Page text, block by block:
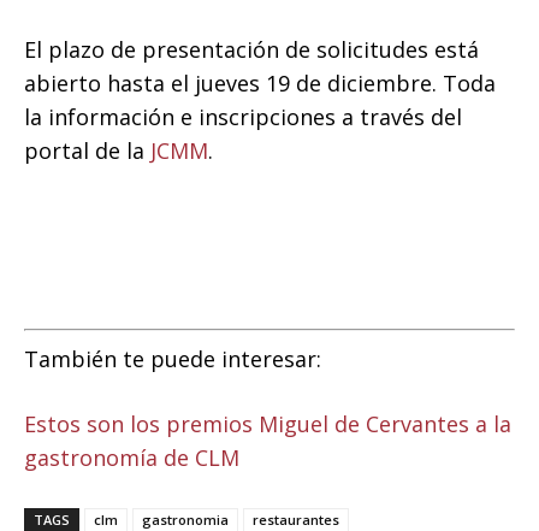
El plazo de presentación de solicitudes está
abierto hasta el jueves 19 de diciembre. Toda
la información e inscripciones a través del
portal de la JCMM.
También te puede interesar:
Estos son los premios Miguel de Cervantes a la
gastronomía de CLM
TAGS clm gastronomia restaurantes